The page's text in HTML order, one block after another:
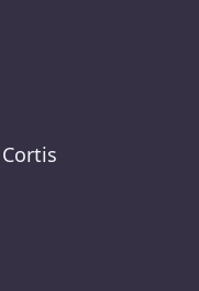
BERLIN /RSO Lineup